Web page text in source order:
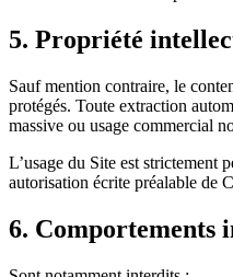
5. Propriété
Sauf mention contraire, le
protégés. Toute extraction
massive ou usage commercial
L’usage du Site est strictement
autorisation écrite préalable de
6. Comportements